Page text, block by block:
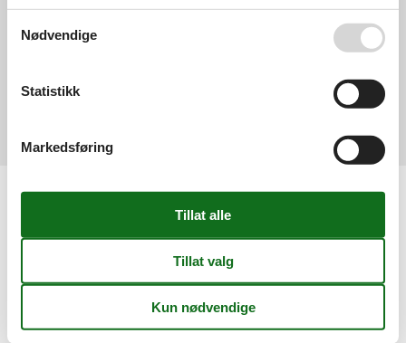
0,0
I alt: 0,0
Fasiliteter
Flyplass ZRH
176,9 km
Antall baderom
Dusj
Nødvendige
Statistikk
Markedsføring